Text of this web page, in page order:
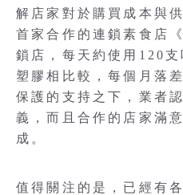
解店家對於購買成本與
首家合作的連鎖素食店
鎖店，每天約使用120
塑膠相比較，每個月落
保護的支持之下，業者
義，而且合作的店家滿
成。
值得關注的是，已經有